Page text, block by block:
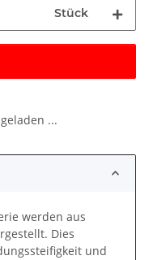
Stück
...
werden aus
Dies
und